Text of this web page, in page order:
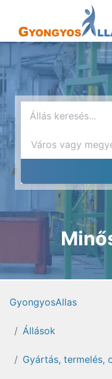
GyongyosAllas
Állások
Gyártás, termelés,